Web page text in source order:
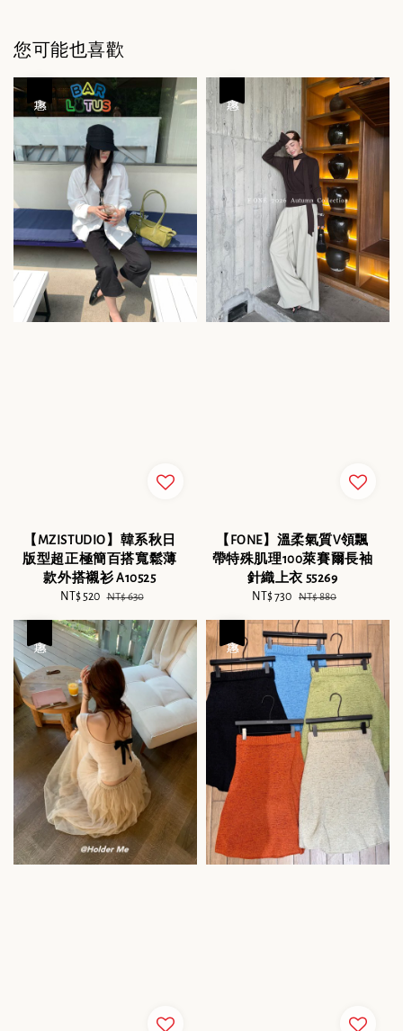
您可能也喜歡
【MZISTUDIO】韓系秋日
版型超正極簡百搭寬鬆薄
款外搭襯衫 A10525
Sale
NT$ 520 Regular
NT$ 630
【FONE】溫柔氣質V領飄
帶特殊肌理100萊賽爾長袖
針織上衣 55269
Sale
NT$ 730 Regular
NT$ 880